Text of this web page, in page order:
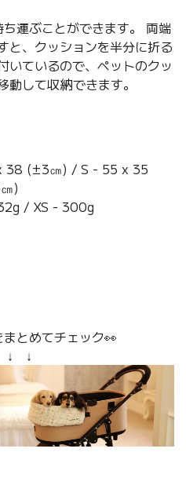
運ぶことができます。 両端
と、クッションを半分に折る
いているので、ペットのクッ
動して収納できます。
38 (±3㎝) / S - 55 x 35
)
/ XS - 300g
とめてチェック👀
↓ ↓